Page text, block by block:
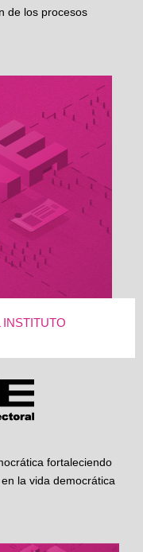
de los procesos
INSTITUTO
fortaleciendo
la vida democrática